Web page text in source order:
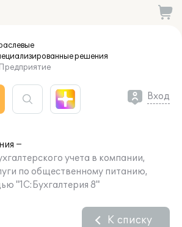
решения
Вход
учета в компании,
по общественному питанию,
"1С:Бухгалтерия 8"
К списку